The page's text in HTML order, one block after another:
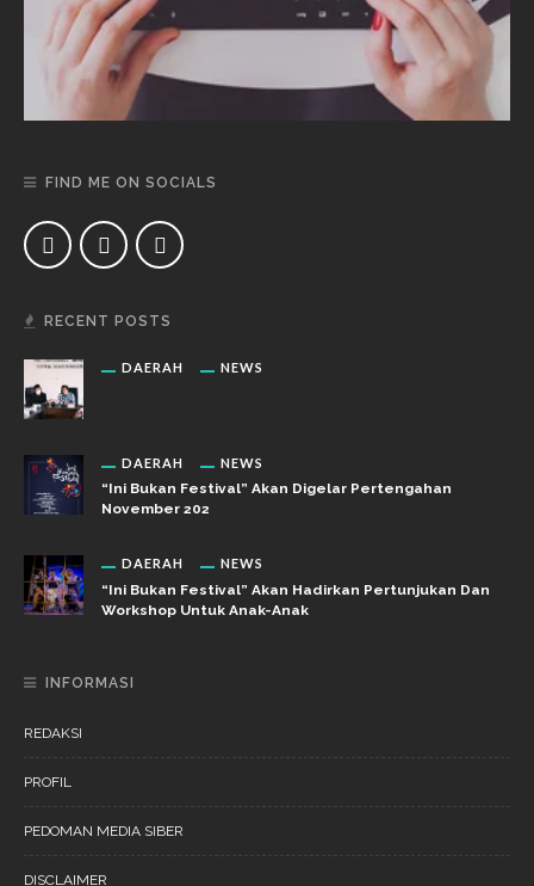
FIND ME ON SOCIALS
RECENT POSTS
DAERAH NEWS
DAERAH NEWS
“Ini Bukan Festival” Akan Digelar Pertengahan
November 202
DAERAH NEWS
“Ini Bukan Festival” Akan Hadirkan Pertunjukan Dan
Workshop Untuk Anak-Anak
INFORMASI
REDAKSI
PROFIL
PEDOMAN MEDIA SIBER
DISCLAIMER